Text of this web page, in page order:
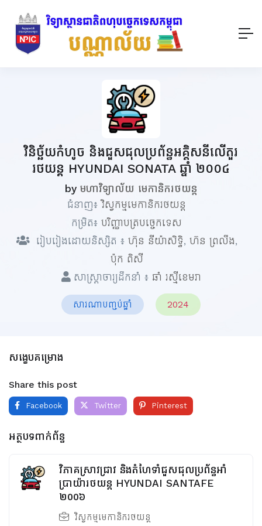
វិនិច្ឆ័យកំហូច និងជួសជុលប្រព័ន្ធអគ្គិសនីលើតួរ
រថយន្ត HYUNDAI SONATA ឆ្នាំ ២០០៤
by មហាវិទ្យាល័យ មេកានិករថយន្ត
ជំនាញ៖វិស្វកម្មមេកានិករថយន្ត
កម្រិត៖ បរិញ្ញាបត្របច្ចេកទេស
រៀបរៀងដោយនិស្សិត ៖ ហ៊ុន នីយ៉ាសិទ្ធិ, ហ៊ន ព្រលឹង,
ប៉ុក ពិសី
សាស្ត្រាចារ្យដឹកនាំ ៖ ឆាំ រស្មីខេមរា
សារណាបញ្ចប់ឆ្នាំ 2024
សង្ខេបគម្រោង
Share this post
Facebook Twitter Pinterest
អត្ថបទពាក់ព័ន្ធ
វិភាគស្រាវជ្រាវ និងតំហែទាំជួសជុលប្រព័ន្ធអាំ
ប្រាយ៉ារថយន្ត HYUNDAI SANTAFE
២០០៦
វិស្វកម្មមេកានិករថយន្ត